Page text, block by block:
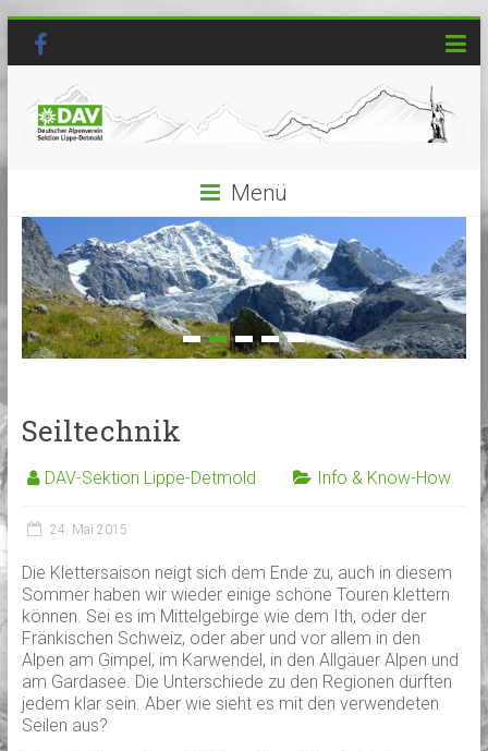
Menü
Seiltechnik
DAV-Sektion Lippe-Detmold Info & Know-How
24. Mai 2015
Die Klettersaison neigt sich dem Ende zu, auch in diesem
Sommer haben wir wieder einige schöne Touren klettern
können. Sei es im Mittelgebirge wie dem Ith, oder der
Fränkischen Schweiz, oder aber und vor allem in den
Alpen am Gimpel, im Karwendel, in den Allgäuer Alpen und
am Gardasee. Die Unterschiede zu den Regionen dürften
jedem klar sein. Aber wie sieht es mit den verwendeten
Seilen aus?